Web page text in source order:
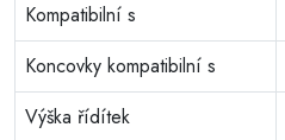
Kompatibilní s
Koncovky kompatibilní s
Výška řídítek